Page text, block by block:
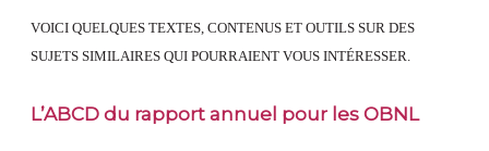
VOICI QUELQUES TEXTES, CONTENUS ET OUTILS SUR DES
SUJETS SIMILAIRES QUI POURRAIENT VOUS INTÉRESSER.
L’ABCD du rapport annuel pour les OBNL